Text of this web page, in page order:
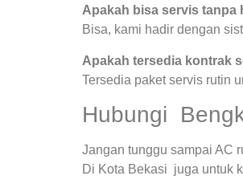
Apakah bisa servis tanpa
Bisa, kami hadir dengan
Apakah tersedia kontrak
Tersedia paket servis rutin
Hubungi
Jangan tunggu sampai AC
Di Kota Bekasi juga untuk